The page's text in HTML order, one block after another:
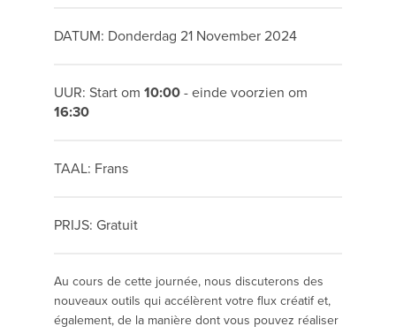
DATUM: Donderdag 21 November 2024
UUR: Start om 10:00- einde voorzien om
16:30
TAAL: Frans
PRIJS: Gratuit
Au cours de cette journée, nous discuterons des
nouveaux outils qui accélèrent votre flux créatif et,
également, de la manière dont vous pouvez réaliser